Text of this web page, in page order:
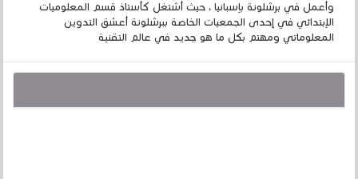
وأعمل في برشلونة بإسبانيا ، حيث أشتغل كأستاذ قسم المعلوميات
الإبتدائي في إحدى الجمعيات الخاصة ببرشلونة أعشق التدوين
المعلوماتي ومهتم بكل ما هو جديد في عالم التقنية